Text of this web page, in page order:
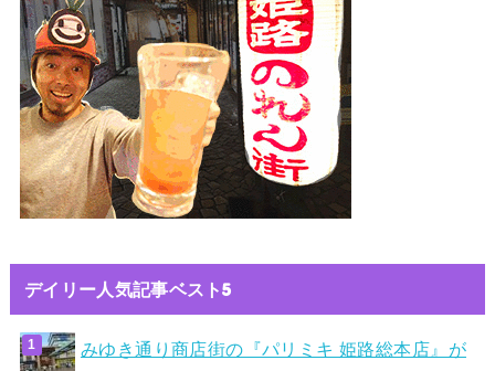
デイリー人気記事ベスト5
みゆき通り商店街の『パリミキ 姫路総本店』が